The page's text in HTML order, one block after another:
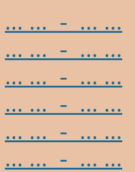
... ... - ... ...
... ... - ... ...
... ... - ... ...
... ... - ... ...
... ... - ... ...
... ... - ... ...